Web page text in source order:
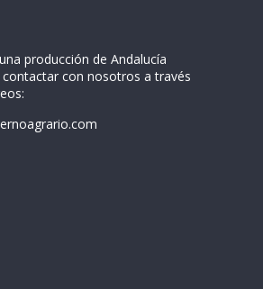
producción de Andalucía
contactar con nosotros a través